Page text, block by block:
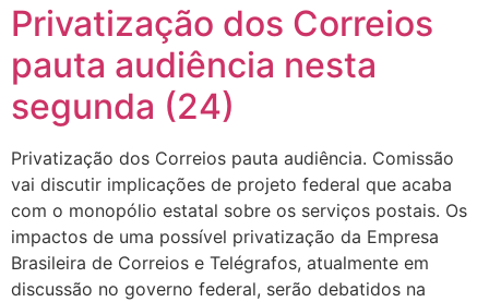
Privatização dos Correios
pauta audiência nesta
segunda (24)
Privatização dos Correios pauta audiência. Comissão
vai discutir implicações de projeto federal que acaba
com o monopólio estatal sobre os serviços postais. Os
impactos de uma possível privatização da Empresa
Brasileira de Correios e Telégrafos, atualmente em
discussão no governo federal, serão debatidos na